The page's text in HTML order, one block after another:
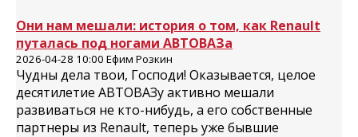
Они нам мешали: история о том, как Renault
путалась под ногами АВТОВАЗа
2026-04-28 10:00 Ефим Розкин
Чудны дела твои, Господи! Оказывается, целое
десятилетие АВТОВАЗу активно мешали
развиваться не кто-нибудь, а его собственные
партнеры из Renault, теперь уже бывшие